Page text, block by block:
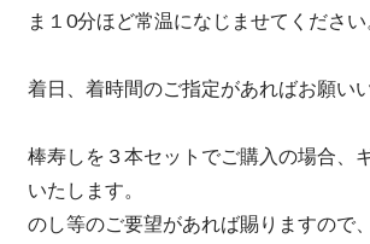
ま１0分ほど常温になじませてください
着日、着時間のご指定があればお願い
棒寿しを３本セットでご購入の場合、
いたします。
のし等のご要望があれば賜りますので